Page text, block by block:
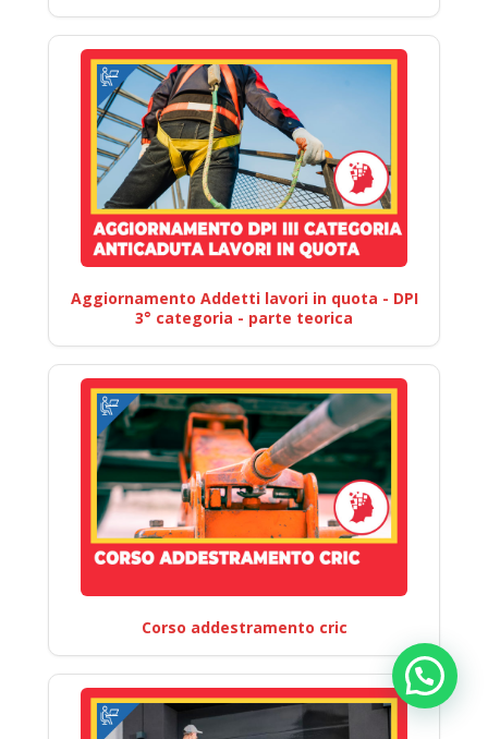
Aggiornamento Addetti lavori in quota - DPI
3° categoria - parte teorica
Corso addestramento cric